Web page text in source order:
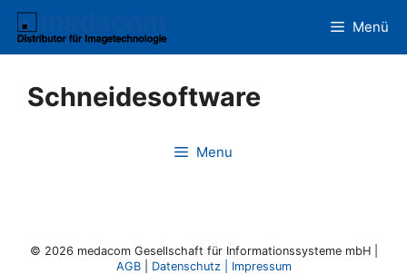
Zum
Inhalt
Menü
Schneidesoftware
Menu
© 2026 medacom Gesellschaft für Informationssysteme mbH |
AGB| Datenschutz| Impressum